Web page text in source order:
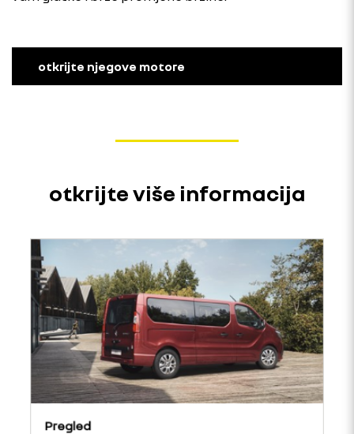
otkrijte njegove motore
otkrijte više informacija
Pregled